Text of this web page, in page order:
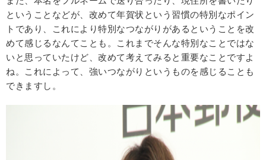
ということなどが、改めて年賀状という習慣の特別なポイン
トであり、これにより特別なつながりがあるということを改
めて感じるなんてことも。これまでそんな特別なことではな
いと思っていたけど、改めて考えてみると重要なことですよ
ね。これによって、強いつながりというものを感じることも
できますし。